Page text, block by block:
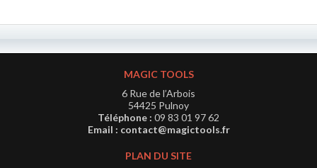
MAGIC TOOLS
6 Rue de l’Arbois
54425 Pulnoy
Téléphone : 09 83 01 97 62
Email : contact@magictools.fr
PLAN DU SITE